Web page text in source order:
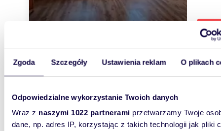
Zgoda Szczegóły Ustawienia reklam O plikach
Odpowiedzialne wykorzystanie Twoich danych
Wraz z naszymi 1022 partnerami przetwarzamy Twoje
dane, np. adres IP, korzystając z takich technologii jak pliki
40,50
165